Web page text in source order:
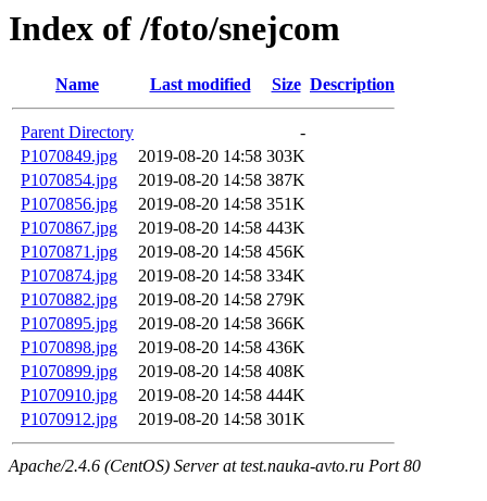
Index of /foto/snejcom
Name Last modified Size Description
Parent Directory
-
P1070849.jpg
2019-08-20 14:58 303K
P1070854.jpg
2019-08-20 14:58 387K
P1070856.jpg
2019-08-20 14:58 351K
P1070867.jpg
2019-08-20 14:58 443K
P1070871.jpg
2019-08-20 14:58 456K
P1070874.jpg
2019-08-20 14:58 334K
P1070882.jpg
2019-08-20 14:58 279K
P1070895.jpg
2019-08-20 14:58 366K
P1070898.jpg
2019-08-20 14:58 436K
P1070899.jpg
2019-08-20 14:58 408K
P1070910.jpg
2019-08-20 14:58 444K
P1070912.jpg
2019-08-20 14:58 301K
Apache/2.4.6 (CentOS) Server at test.nauka-avto.ru Port 80